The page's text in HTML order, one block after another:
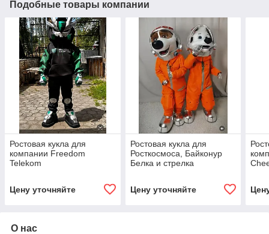
Подобные товары компании
Ростовая кукла для
компании Freedom
Telekom
Цену уточняйте
Ростовая кукла для
Росткосмоса, Байконур
Белка и стрелка
Цену уточняйте
О нас